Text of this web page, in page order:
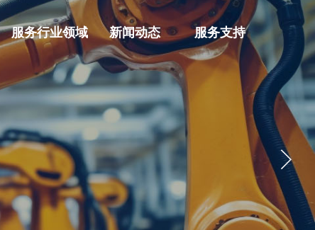
服务行业领域 新闻动态 服务支持